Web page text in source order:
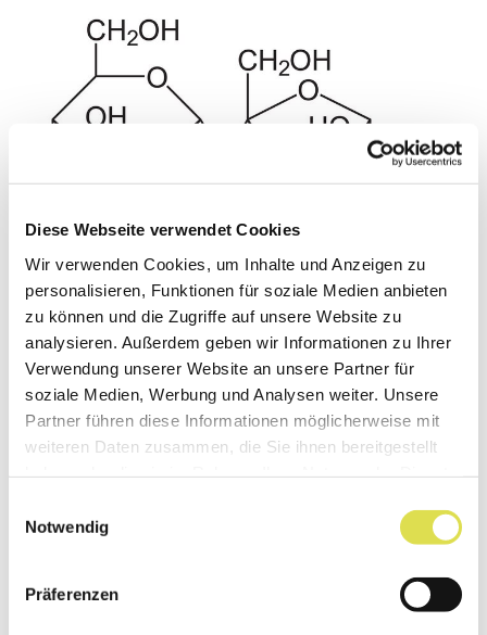
Diese Webseite verwendet Cookies
Wir verwenden Cookies, um Inhalte und Anzeigen zu
personalisieren, Funktionen für soziale Medien anbieten
zu können und die Zugriffe auf unsere Website zu
analysieren. Außerdem geben wir Informationen zu Ihrer
Verwendung unserer Website an unsere Partner für
soziale Medien, Werbung und Analysen weiter. Unsere
Partner führen diese Informationen möglicherweise mit
weiteren Daten zusammen, die Sie ihnen bereitgestellt
Notwendig
Präferenzen
zurück
Unser Newsletter versorgt dich mit
spannenden Neuigkeiten aus der Welt der